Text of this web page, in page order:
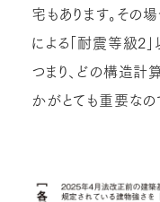
宅もあります。その
による「耐震等級2」
つまり、どの構造計
かがとても重要なの